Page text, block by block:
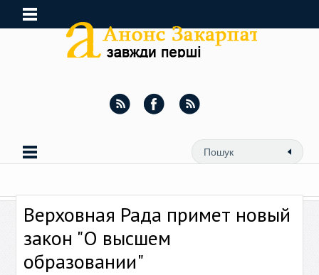
Верховная Рада примет новый
закон "О высшем
образовании"